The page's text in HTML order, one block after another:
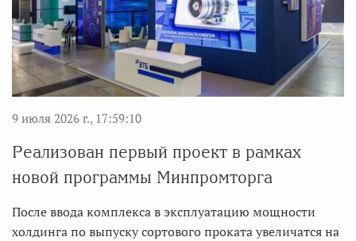
9 июля 2026 г., 17:59:10
Реализован первый проект в рамках
новой программы Минпромторга
После ввода комплекса в эксплуатацию мощности
холдинга по выпуску сортового проката увеличатся на